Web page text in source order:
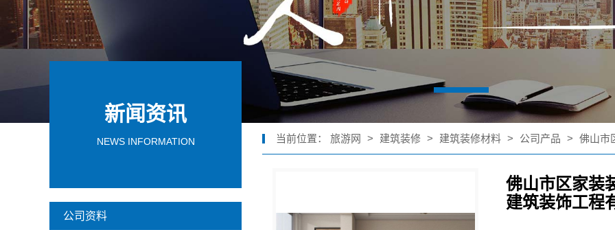
新闻资讯
NEWS INFORMATION
公司资料
当前位置： 旅游网 > 建筑装修 > 建筑装修材料 > 公司产品 > 佛山市
佛山市区家装
建筑装饰工程